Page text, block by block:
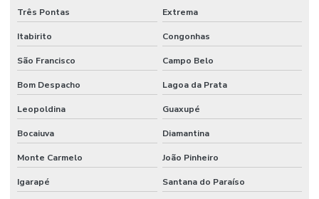
Instalação De Comando Hidráulico Para Máquinas
Instalação De Direção Hidráulica Para Máquinas Pesadas
Instalação De Equipamentos
Junta Cardan Em Minas Gerais
Junta Universal
Lâmina Para Terraplanagem
Lâminas Para Nivelamento De Terrenos Em Minas Gerais
Mangueira 100r7 Alta Pressão
Três Pontas Extrema
Itabirito Congonhas
São Francisco Campo Belo
Bom Despacho Lagoa da Prata
Leopoldina Guaxupé
Bocaiuva Diamantina
Monte Carmelo João Pinheiro
Igarapé Santana do Paraíso